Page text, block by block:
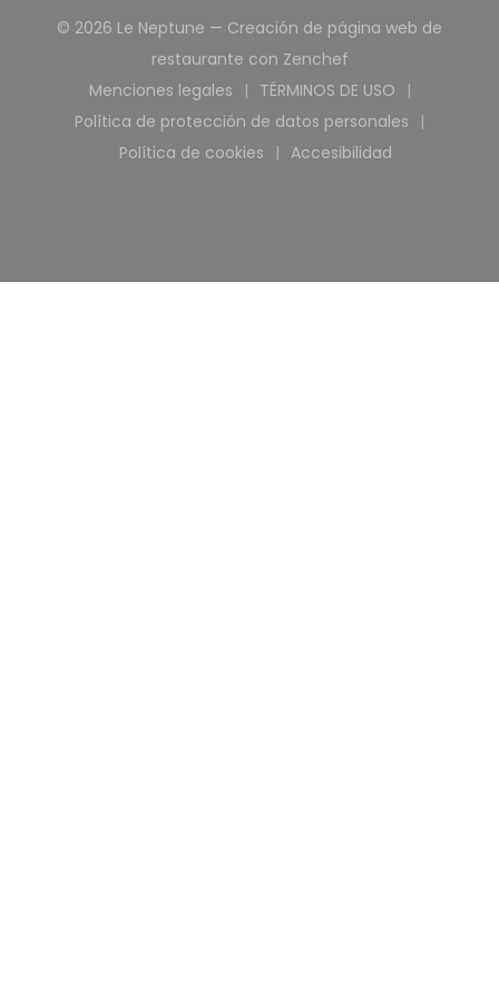
© 2026 Le Neptune — Creación de página web de
restaurante con Zenchef((abre en una
Menciones legales
((abre en una nueva ventana))
TÉRMINOS DE USO
((abre en una
Política de protección de datos personales
((abre en una nueva
Política de cookies
((abre en una nueva ventana))
Accesibilidad